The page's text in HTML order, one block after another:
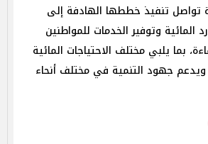
تواصل تنفيذ خططها الهادفة إلى
المائية وتوفير الخدمات للمواطنين
بما يلبي مختلف الاحتياجات المائية
ويدعم جهود التنمية في مختلف أنحاء